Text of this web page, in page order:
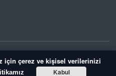
saklıdır.
için çerez ve kişisel verilerinizi
Kabul